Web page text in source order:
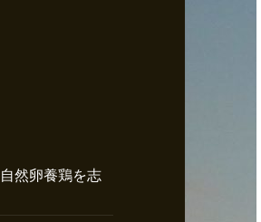
然卵養鶏を志